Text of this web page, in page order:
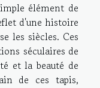
élément de
d'une histoire
les siècles. Ces
séculaires de
et la beauté de
de ces tapis,